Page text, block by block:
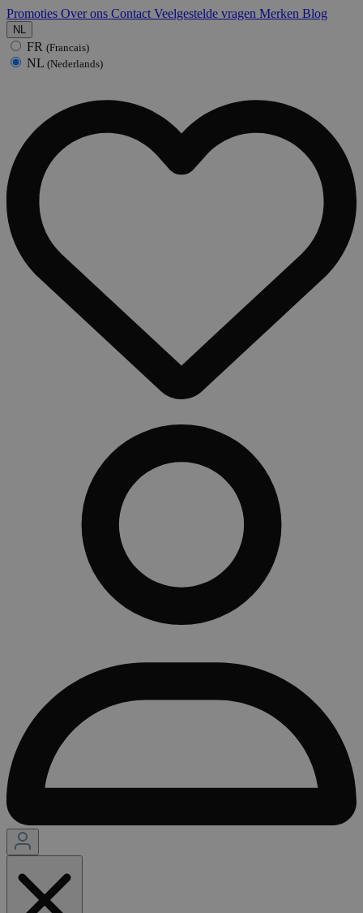
Promoties Over ons Contact Veelgestelde vragen Merken Blog
NL
FR (Francais)
NL (Nederlands)